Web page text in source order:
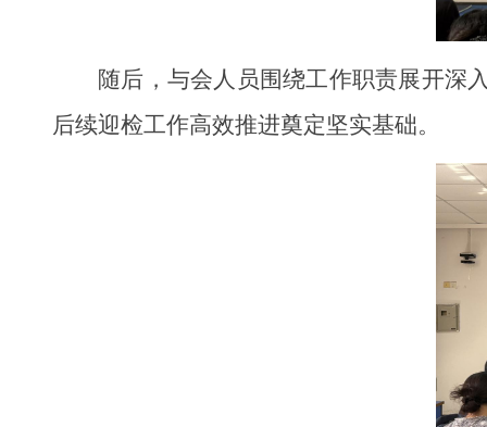
随后，与会人员围绕工作职责展开深
后续迎检工作高效推进奠定坚实基础。